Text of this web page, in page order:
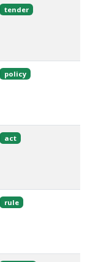
tender
policy
act
rule